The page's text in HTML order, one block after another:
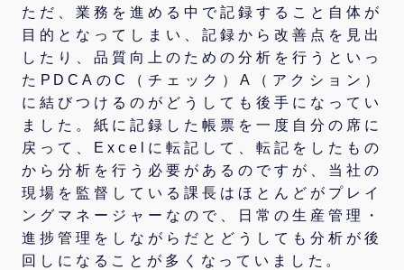
ただ、業務を進める中で記録すること自体が
目的となってしまい、記録から改善点を見出
したり、品質向上のための分析を行うといっ
たPDCAのC（チェック）A（アクション）
に結びつけるのがどうしても後手になってい
ました。紙に記録した帳票を一度自分の席に
戻って、Excelに転記して、転記をしたもの
から分析を行う必要があるのですが、当社の
現場を監督している課長はほとんどがプレイ
ングマネージャーなので、日常の生産管理・
進捗管理をしながらだとどうしても分析が後
回しになることが多くなっていました。